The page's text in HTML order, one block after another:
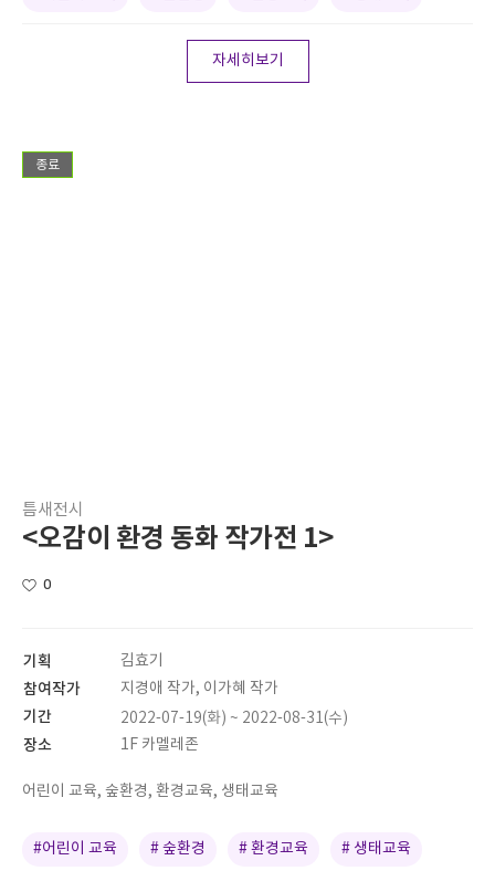
자세히보기
종료
틈새전시
<오감이 환경 동화 작가전 1>
0
기획 김효기
참여작가 지경애 작가, 이가혜 작가
기간 2022-07-19(화) ~ 2022-08-31(수)
장소 1F 카멜레존
어린이 교육, 숲환경, 환경교육, 생태교육
#어린이 교육 # 숲환경 # 환경교육 # 생태교육